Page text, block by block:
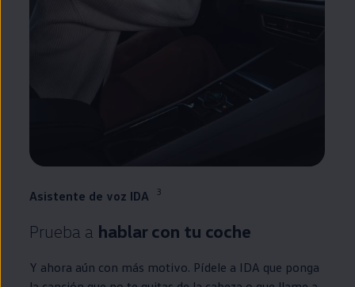
Asistente de voz IDA 3
Prueba a hablar con tu coche
Y ahora aún con más motivo. Pídele a IDA que ponga